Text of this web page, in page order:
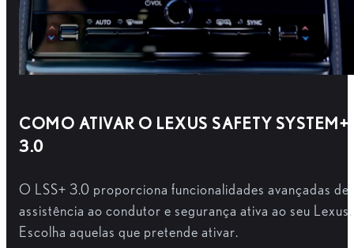
COMO ATIVAR O LEXUS SAFETY SYSTEM+
3.0
O LSS+ 3.0 proporciona funcionalidades avançadas de
assistência ao condutor e segurança ativa ao seu Lexus.
Escolha aquelas que pretende ativar.